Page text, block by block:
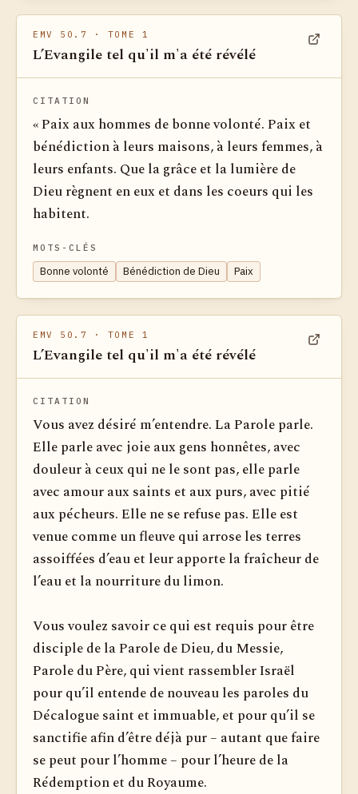
EMV 50.7 · TOME 1
L’Evangile tel qu'il m'a été révélé
CITATION
« Paix aux hommes de bonne volonté. Paix et
bénédiction à leurs maisons, à leurs femmes, à
leurs enfants. Que la grâce et la lumière de
Dieu règnent en eux et dans les coeurs qui les
ha­bitent.
MOTS-CLÉS
Bonne volonté Bénédiction de Dieu Paix
EMV 50.7 · TOME 1
L’Evangile tel qu'il m'a été révélé
CITATION
Vous avez désiré m’entendre. La Parole parle.
Elle parle avec joie aux gens honnêtes, avec
douleur à ceux qui ne le sont pas, elle parle
avec amour aux saints et aux purs, avec pitié
aux pécheurs. Elle ne se refuse pas. Elle est
venue comme un fleuve qui arrose les terres
assoiffées d’eau et leur apporte la fraîcheur de
l’eau et la nourriture du limon.
Vous voulez savoir ce qui est requis pour être
disciple de la Parole de Dieu, du Messie,
Parole du Père, qui vient rassembler Israël
pour qu’il entende de nouveau les paroles du
Décalogue saint et immuable, et pour qu’il se
sanctifie afin d’être déjà pur – autant que faire
se peut pour l’homme – pour l’heure de la
Rédemption et du Royaume.